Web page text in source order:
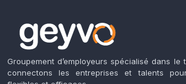
Groupement d’employeurs spécialisé dans le
connectons les entreprises et talents